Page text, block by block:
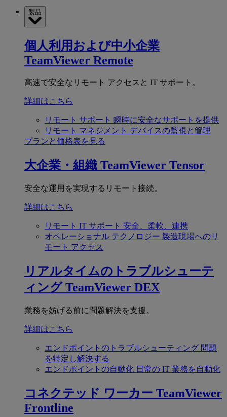
製品
個人利用および中小企業
TeamViewer Remote
高速で安全なリモート アクセスと IT サポート。
詳細はこちら
リモート サポート 瞬時に安全なサポートを提供
リモート マネジメント デバイスの監視と管理
プランと価格表を見る
大企業・組織 TeamViewer Tensor
安全な運用を実現するリモート接続。
詳細はこちら
リモート IT サポート 安全、柔軟、連携
オペレーショナル テクノロジー 製造現場へのリ
モート アクセス
リアルタイムのトラブルシューテ
ィング TeamViewer DEX
業務を妨げる前に問題解決を支援。
詳細はこちら
エンドポイントのトラブルシューティング 問題
を特定し解決する
エンドポイントの自動化 日常の IT 業務を自動化
コネクテッド ワーカー TeamViewer
Frontline